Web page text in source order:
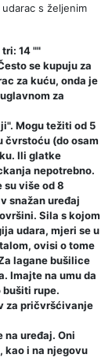
s željenim
14 ""
se kupuju za
za kuću, onda je
za
Mogu težiti od 5
čvrstoću (do osam
Ili glatke
nepotrebno.
su više od 8
snažan uređaj
Sila s kojom
udara, mjeri se u
ovisi o tome
lagane bušilice
Imajte na umu da
bušiti rupe.
za pričvršćivanje
uređaj. Oni
kao i na njegovu